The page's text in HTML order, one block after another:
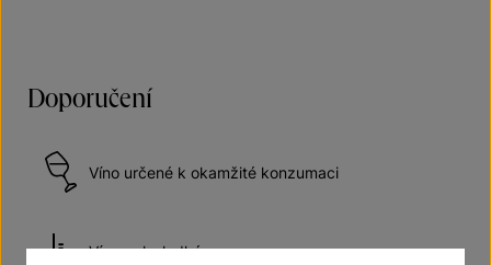
Doporučení
Víno určené k okamžité konzumaci
Víno polosladké